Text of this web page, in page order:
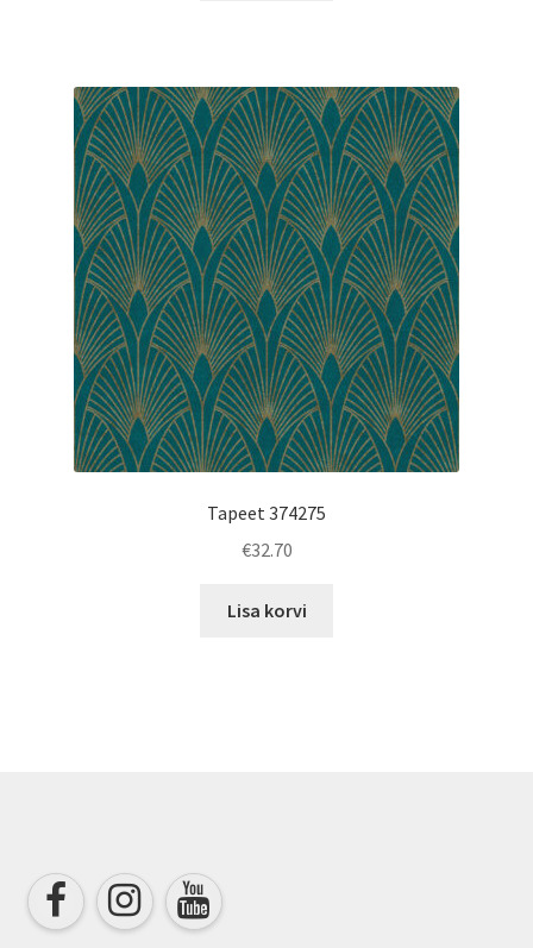
Tapeet 374275
€32.70
Lisa korvi